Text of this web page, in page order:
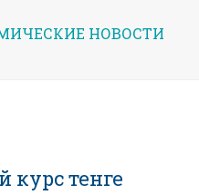
НОВОСТИ
тенге